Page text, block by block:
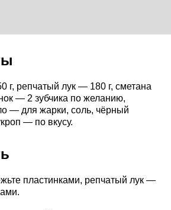
репчатый лук — 180 г, сметана
— 2 зубчика по желанию,
— для жарки, соль, чёрный
— по вкусу.
пластинками, репчатый лук —